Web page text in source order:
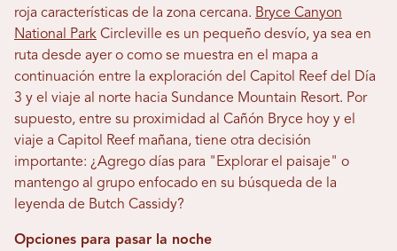
roja características de la zona cercana. Bryce Canyon
National Park Circleville es un pequeño desvío, ya sea en
ruta desde ayer o como se muestra en el mapa a
continuación entre la exploración del Capitol Reef del Día
3 y el viaje al norte hacia Sundance Mountain Resort. Por
supuesto, entre su proximidad al Cañón Bryce hoy y el
viaje a Capitol Reef mañana, tiene otra decisión
importante: ¿Agrego días para "Explorar el paisaje" o
mantengo al grupo enfocado en su búsqueda de la
leyenda de Butch Cassidy?
Opciones para pasar la noche